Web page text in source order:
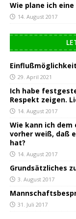
Wie plane ich
14. August 2017
29. April 2021
Ich habe
Respekt zeigen.
14. August 2017
Wie kann ich
vorher weiß, daß
hat?
14. August 2017
Grundsätzliches
3. August 2017
31. Juli 2017